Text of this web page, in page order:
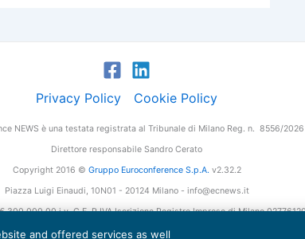
Privacy Policy Cookie Policy
NEWS è una testata registrata al Tribunale di Milano Reg. n. 8556/2026
Direttore responsabile Sandro Cerato
Copyright 2016 © Gruppo Euroconference S.p.A. v2.32.2
Piazza Luigi Einaudi, 10N01 - 20124 Milano - info@ecnews.it
300.000,00 i.v. C.F. P.IVA Iscrizione Registro Imprese di Milano
and offered services as well